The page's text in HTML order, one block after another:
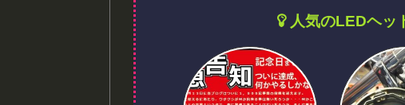
人気のLEDヘッ